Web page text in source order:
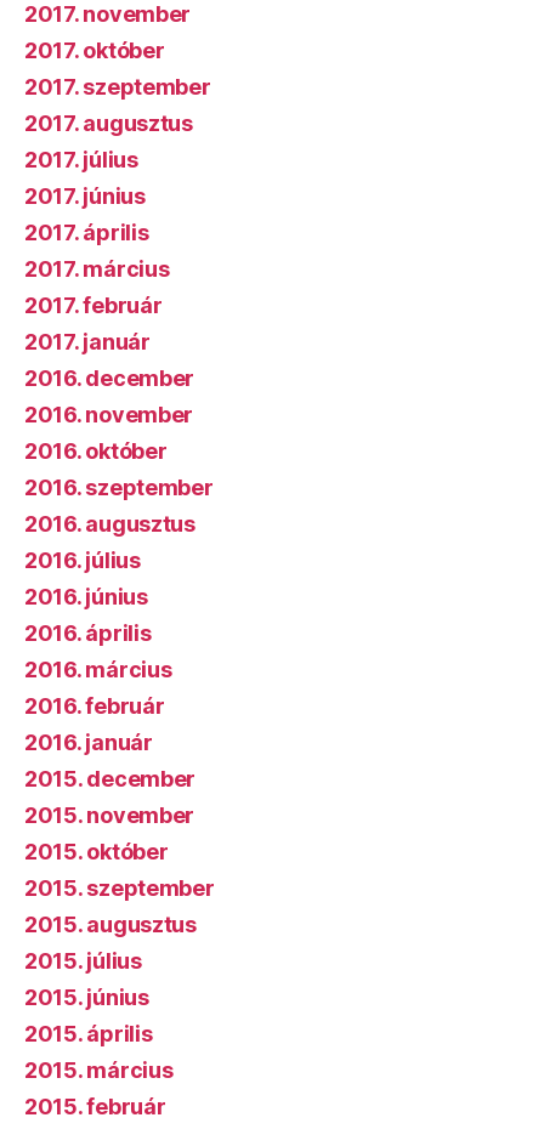
2017. november
2017. október
2017. szeptember
2017. augusztus
2017. július
2017. június
2017. április
2017. március
2017. február
2017. január
2016. december
2016. november
2016. október
2016. szeptember
2016. augusztus
2016. július
2016. június
2016. április
2016. március
2016. február
2016. január
2015. december
2015. november
2015. október
2015. szeptember
2015. augusztus
2015. július
2015. június
2015. április
2015. március
2015. február